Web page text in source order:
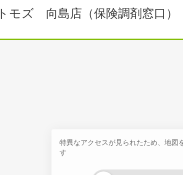
モズ 向島店（保険調剤窓口）
特異なアクセスが見られたため、地図
す